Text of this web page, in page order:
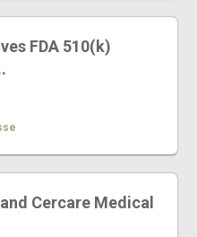
FDA 510(k)
Cercare Medical